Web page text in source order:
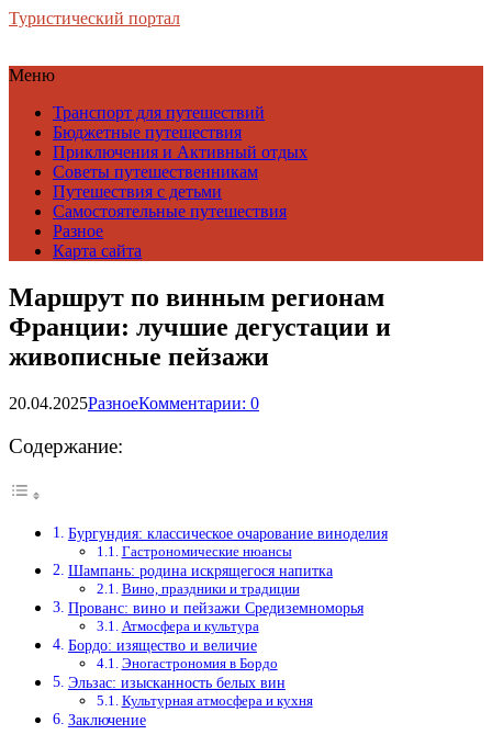
Туристический портал
Меню
Транспорт для путешествий
Бюджетные путешествия
Приключения и Активный отдых
Советы путешественникам
Путешествия с детьми
Самостоятельные путешествия
Разное
Карта сайта
Маршрут по винным регионам
Франции: лучшие дегустации и
живописные пейзажи
20.04.2025РазноеКомментарии: 0
Содержание:
Бургундия: классическое очарование виноделия
Гастрономические нюансы
Шампань: родина искрящегося напитка
Вино, праздники и традиции
Прованс: вино и пейзажи Средиземноморья
Атмосфера и культура
Бордо: изящество и величие
Эногастрономия в Бордо
Эльзас: изысканность белых вин
Культурная атмосфера и кухня
Заключение